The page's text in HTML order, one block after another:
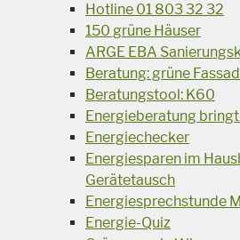
Hotline 01 803 32 32
150 grüne Häuser
ARGE EBA
Beratung: grüne
Beratungstool: K60
Energieberatung
Energiechecker
Energiesparen im
Gerätetausch
Energiesprechstunde
Energie-Quiz